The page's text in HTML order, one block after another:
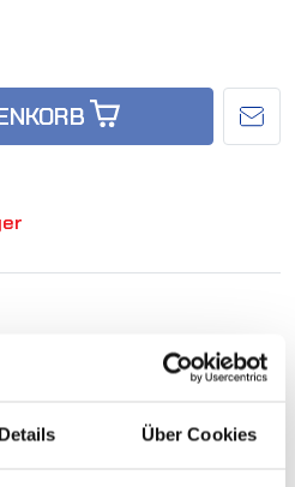
Details Über Cookies
welches Produkt